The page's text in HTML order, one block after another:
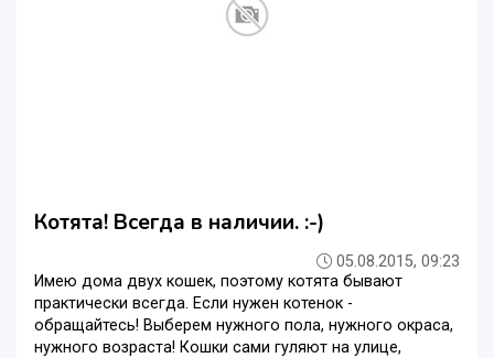
Котята! Всегда в наличии. :-)
05.08.2015, 09:23
Имею дома двух кошек, поэтому котята бывают
практически всегда. Если нужен котенок -
обращайтесь! Выберем нужного пола, нужного окраса,
нужного возраста! Кошки сами гуляют на улице,